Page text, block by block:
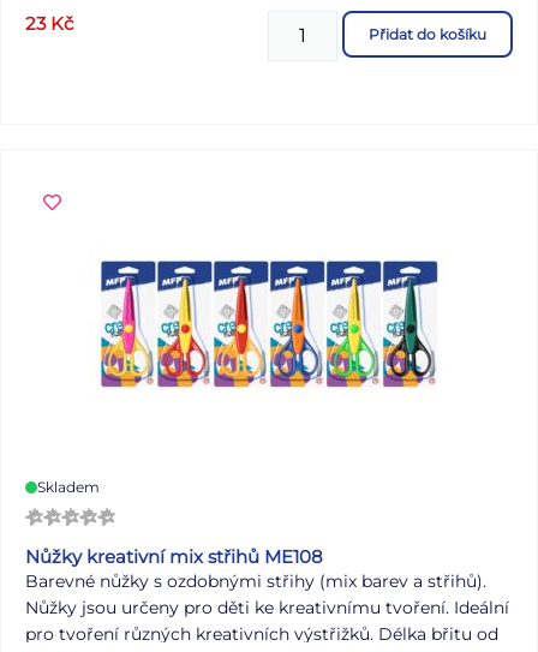
nezávadným, za sucha stíratelným inkoustem. Válcový
hrot, šíře stopy 1 – 2 mm. Skladujte ve vodorovné poloze.
23 Kč Přidat do košíku
Skladem
Nůžky kreativní mix střihů ME108
Barevné nůžky s ozdobnými střihy (mix barev a střihů).
Nůžky jsou určeny pro děti ke kreativnímu tvoření. Ideální
pro tvoření různých kreativních výstřižků. Délka břitu od